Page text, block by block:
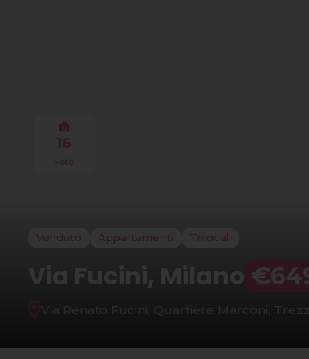
Venduto Appartamenti Trilocali
Via Fucini, Milano
Via Renato Fucini, Quartiere Marconi,
16
Foto